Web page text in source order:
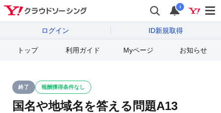
i
ログイン ID新規取得
トップ 利用ガイド Myページ お知らせ
ステータス
終了 報酬獲得条件なし
国名や地域名を答える問題A13